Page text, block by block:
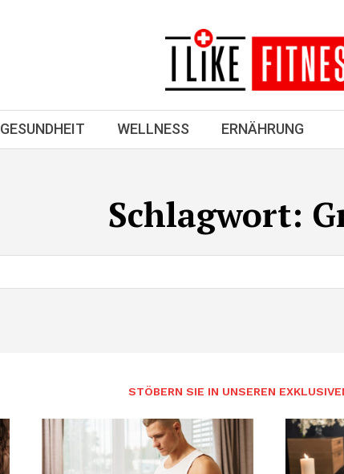
GESUNDHEIT WELLNESS ERNÄHRUNG
Schlagwort:
STÖBERN SIE IN UNSEREN